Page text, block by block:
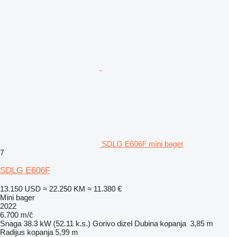
SDLG E606F mini bager
7
SDLG E606F
13.150 USD ≈ 22.250 KM ≈ 11.380 €
Mini bager
2022
6.700 m/č
Snaga 38.3 kW (52.11 k.s.) Gorivo dizel Dubina kopanja 3,85 m
Radijus kopanja 5,99 m